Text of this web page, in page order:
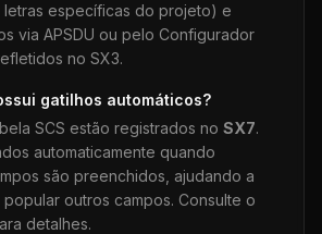
letras específicas do projeto) e
via APSDU ou pelo Configurador
no SX3.
gatilhos automáticos?
SCS estão registrados no SX7.
automaticamente quando
são preenchidos, ajudando a
outros campos. Consulte o
detalhes.